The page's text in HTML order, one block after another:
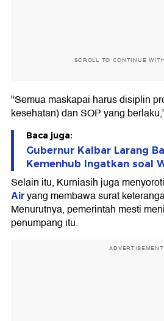
SCROLL TO CONTINUE
"Semua maskapai harus disiplin
kesehatan) dan SOP yang
Baca juga:
Gubernur Kalbar Larang
Kemenhub Ingatkan soal
Selain itu, Kurniasih juga
Airyang membawa surat
Menurutnya, pemerintah mesti
penumpang itu.
ADVERTISEMENT